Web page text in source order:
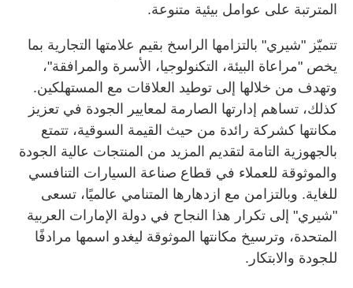
المترتبة على عوامل بيئية متنوعة.
تتميّز "شيري" بالتزامها الراسخ بقيم علامتها التجارية بما
يخص "مراعاة البيئة، التكنولوجيا، الأسرة والمرافقة"،
وتهدف من خلالها إلى توطيد العلاقات مع المستهلكين.
كذلك، تساهم إدارتها الصارمة لمعايير الجودة في تعزيز
مكانتها كشركة رائدة من حيث القيمة السوقية، تتمتع
بالجهوزية التامة لتقديم المزيد من المنتجات عالية الجودة
والموثوقة للعملاء في قطاع صناعة السيارات التنافسي
للغاية. وبالتزامن مع ازدهارها المتنامي عالميًا، تسعى
"شيري" إلى تكرار هذا النجاح في دولة الإمارات العربية
المتحدة، وترسيخ مكانتها الموثوقة ليغدو اسمها مرادفًا
للجودة والابتكار.